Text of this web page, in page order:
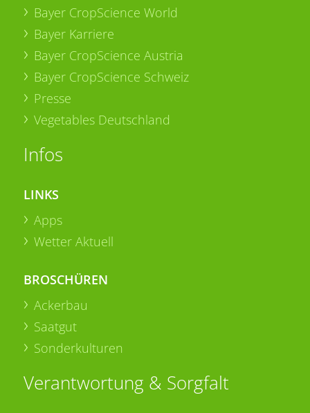
Bayer CropScience World
Bayer Karriere
Bayer CropScience Austria
Bayer CropScience Schweiz
Presse
Vegetables Deutschland
Infos
LINKS
Apps
Wetter Aktuell
BROSCHÜREN
Ackerbau
Saatgut
Sonderkulturen
Verantwortung & Sorgfalt